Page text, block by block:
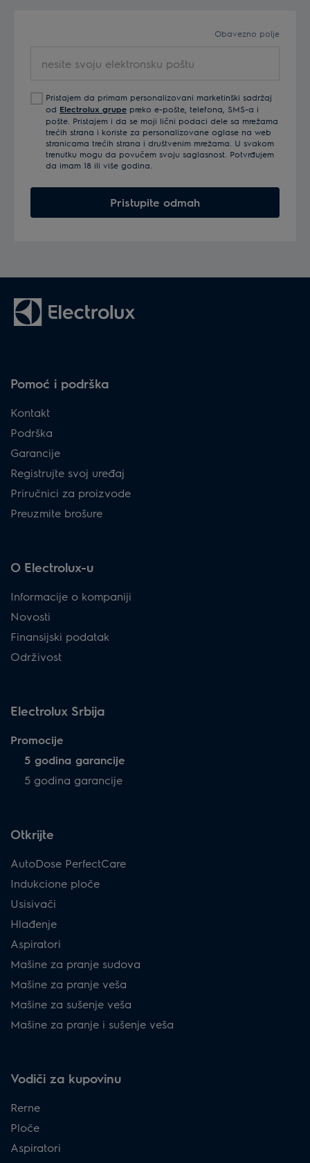
Obavezno polje
svoju
poštuPristajem da primam personalizovani marketinški sadržaj
od Electrolux grupe preko e-pošte, telefona, SMS-a i
pošte. Pristajem i da se moji lični podaci dele sa mrežama
trećih strana i koriste za personalizovane oglase na web
stranicama trećih strana i društvenim mrežama. U svakom
trenutku mogu da povučem svoju saglasnost. Potvrđujem
da imam 18 ili više godina.
Pristupite odmah
Pomoć i podrška
Kontakt
Podrška
Garancije
Registrujte svoj uređaj
Priručnici za proizvode
Preuzmite brošure
O Electrolux-u
Informacije o kompaniji
Novosti
Finansijski podatak
Održivost
Electrolux Srbija
Promocije
5 godina garancije
5 godina garancije
Otkrijte
AutoDose PerfectCare
Indukcione ploče
Usisivači
Hlađenje
Aspiratori
Mašine za pranje sudova
Mašine za pranje veša
Mašine za sušenje veša
Mašine za pranje i sušenje veša
Vodiči za kupovinu
Rerne
Ploče
Aspiratori